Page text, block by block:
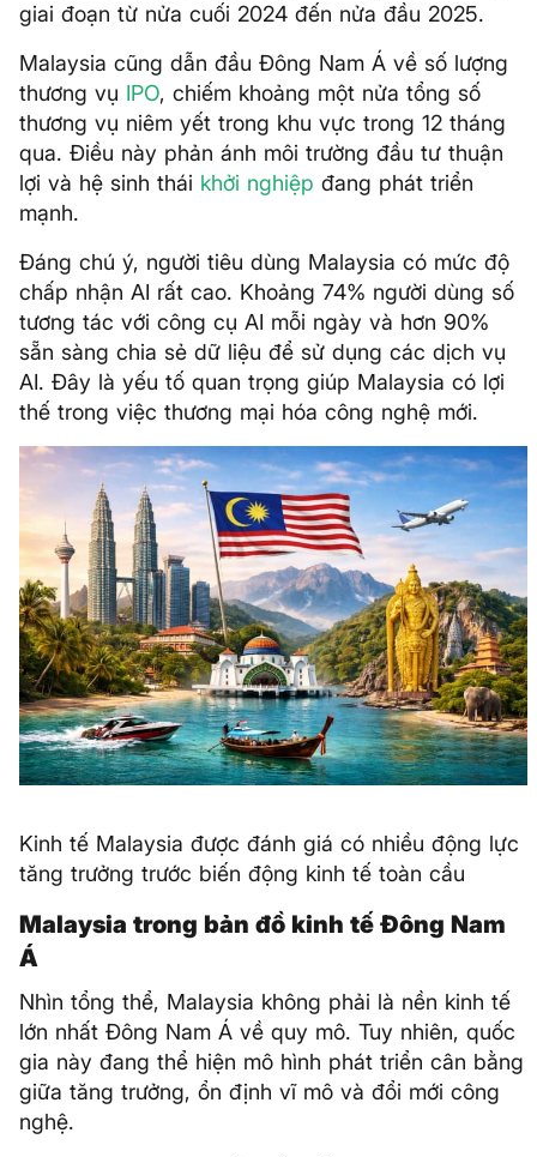
giai đoạn từ nửa cuối 2024 đến nửa đầu 2025.
Malaysia cũng dẫn đầu Đông Nam Á về số lượng
thương vụ IPO, chiếm khoảng một nửa tổng số
thương vụ niêm yết trong khu vực trong 12 tháng
qua. Điều này phản ánh môi trường đầu tư thuận
lợi và hệ sinh thái khởi nghiệp đang phát triển
mạnh.
Đáng chú ý, người tiêu dùng Malaysia có mức độ
chấp nhận AI rất cao. Khoảng 74% người dùng số
tương tác với công cụ AI mỗi ngày và hơn 90%
sẵn sàng chia sẻ dữ liệu để sử dụng các dịch vụ
AI. Đây là yếu tố quan trọng giúp Malaysia có lợi
thế trong việc thương mại hóa công nghệ mới.
Kinh tế Malaysia được đánh giá có nhiều động lực
tăng trưởng trước biến động kinh tế toàn cầu
Malaysia trong bản đồ kinh tế Đông Nam
Á
Nhìn tổng thể, Malaysia không phải là nền kinh tế
lớn nhất Đông Nam Á về quy mô. Tuy nhiên, quốc
gia này đang thể hiện mô hình phát triển cân bằng
giữa tăng trưởng, ổn định vĩ mô và đổi mới công
nghệ.